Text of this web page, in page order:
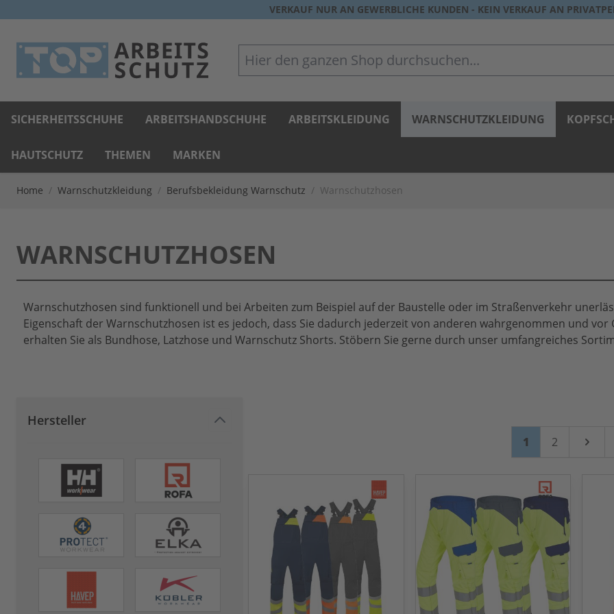
VERKAUF NUR AN GEWERBLICHE KUNDEN - KEIN VERKAUF AN
Hier den ganzen Shop durchsuchen...
SICHERHEITSSCHUHE ARBEITSHANDSCHUHE ARBEITSKLEIDUNG WARNSCHUTZKLEIDUNG
HAUTSCHUTZ THEMEN MARKEN
Home / Warnschutzkleidung / Berufsbekleidung Warnschutz / Warnschutzhosen
WARNSCHUTZHOSEN
Warnschutzhosen sind funktionell und bei Arbeiten zum Beispiel auf der Baustelle oder im Straßenverkehr
Eigenschaft der Warnschutzhosen ist es jedoch, dass Sie dadurch jederzeit von anderen wahrgenommen und
erhalten Sie als Bundhose, Latzhose und Warnschutz Shorts. Stöbern Sie gerne durch unser umfangreiches
Hersteller
Sie lesen gerade
1 Seite
2 Weiter